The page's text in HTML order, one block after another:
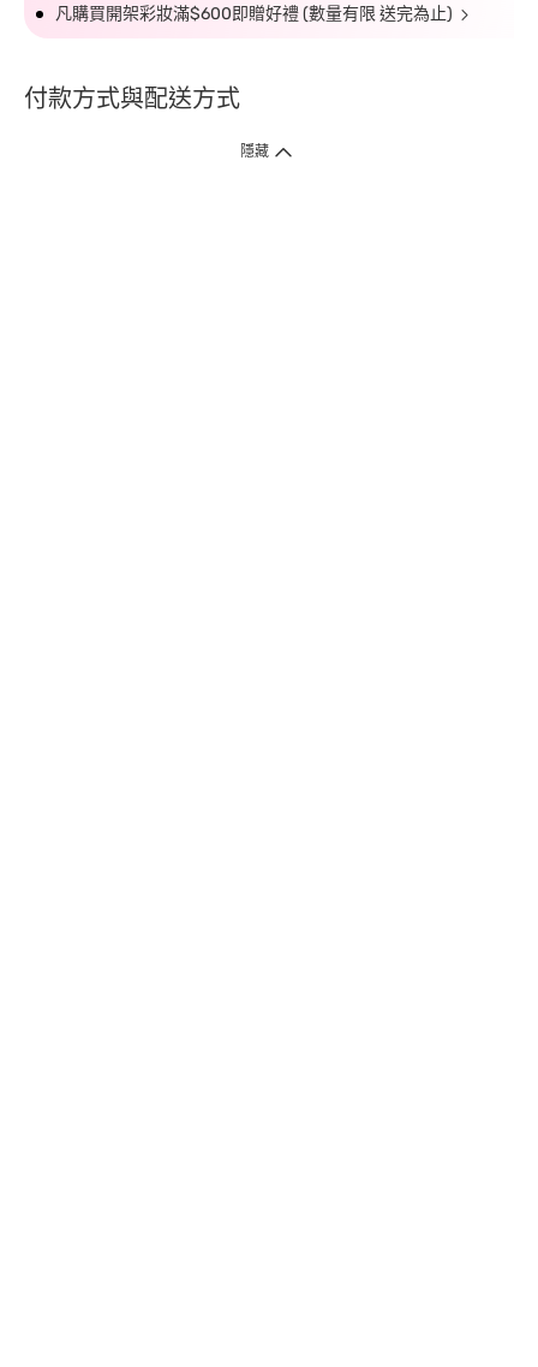
凡購買開架彩妝滿$600即贈好禮 (數量有限 送完為止)
付款方式與配送方式
隱藏